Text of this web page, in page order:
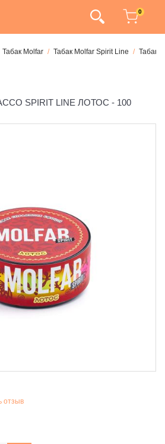
0
Табак Molfar Табак Molfar Spirit Line Табак
SPIRIT LINE ЛОТОС - 100
отзыв